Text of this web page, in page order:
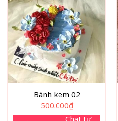
Bánh kem 02
500.000₫
Chat tư